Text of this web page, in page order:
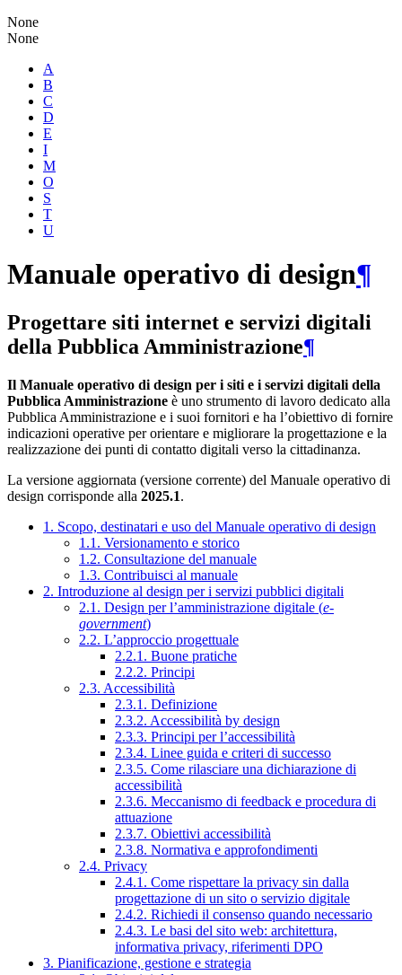
None
None
A
B
C
D
E
I
M
O
S
T
U
Manuale operativo di design¶
Progettare siti internet e servizi digitali
della Pubblica Amministrazione¶
Il Manuale operativo di design per i siti e i servizi digitali della
Pubblica Amministrazione è uno strumento di lavoro dedicato alla
Pubblica Amministrazione e i suoi fornitori e ha l’obiettivo di fornire
indicazioni operative per orientare e migliorare la progettazione e la
realizzazione dei punti di contatto digitali verso la cittadinanza.
La versione aggiornata (versione corrente) del Manuale operativo di
design corrisponde alla 2025.1.
1. Scopo, destinatari e uso del Manuale operativo di design
1.1. Versionamento e storico
1.2. Consultazione del manuale
1.3. Contribuisci al manuale
2. Introduzione al design per i servizi pubblici digitali
2.1. Design per l’amministrazione digitale (e-
government)
2.2. L’approccio progettuale
2.2.1. Buone pratiche
2.2.2. Principi
2.3. Accessibilità
2.3.1. Definizione
2.3.2. Accessibilità by design
2.3.3. Principi per l’accessibilità
2.3.4. Linee guida e criteri di successo
2.3.5. Come rilasciare una dichiarazione di
accessibilità
2.3.6. Meccanismo di feedback e procedura di
attuazione
2.3.7. Obiettivi accessibilità
2.3.8. Normativa e approfondimenti
2.4. Privacy
2.4.1. Come rispettare la privacy sin dalla
progettazione di un sito o servizio digitale
2.4.2. Richiedi il consenso quando necessario
2.4.3. Le basi del sito web: architettura,
informativa privacy, riferimenti DPO
3. Pianificazione, gestione e strategia